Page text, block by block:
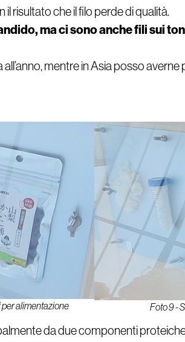
risultato che il filo perde di qualità.
ma ci sono anche fili sui
mentre in Asia posso averne
alimentazione Foto 9 -
da due componenti